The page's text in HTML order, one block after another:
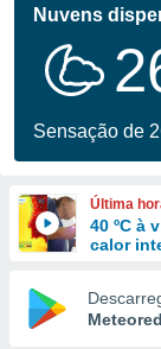
foi
fornecidas
a este
das
e
forma
digital
Nuvens
Sensação de
Última
40 ºC à
calor